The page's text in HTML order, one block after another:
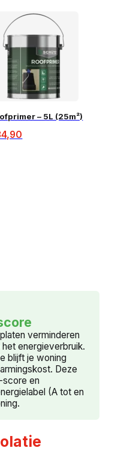
– 5L (25m²)
verminderen
energieverbruik.
blijft je woning
Deze
en
(A tot en